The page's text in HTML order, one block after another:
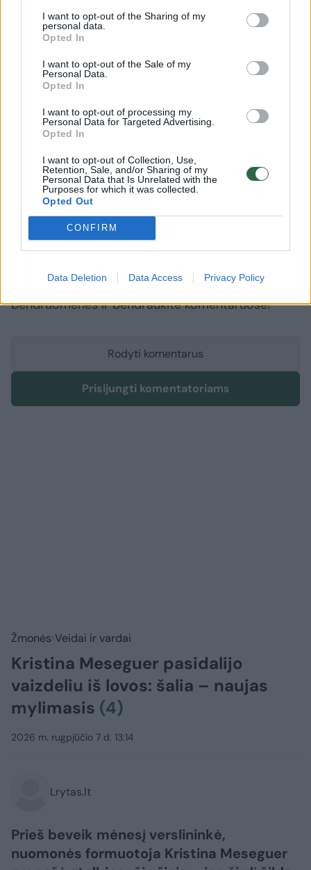
I want to opt-out of the Sharing of my
personal data.
Opted In
I want to opt-out of the Sale of my
Personal Data.
Opted In
I want to opt-out of processing my
Personal Data for Targeted Advertising.
Opted In
I want to opt-out of Collection, Use,
Retention, Sale, and/or Sharing of my
Personal Data that Is Unrelated with the
Purposes for which it was collected.
Opted Out
CONFIRM
Data Deletion Data Access Privacy Policy
Live“ ir HBO mokslinės fantastikos serialu
„Vakarų pasaulis“ (Westworld), gavusius po 21
„Hulu“ serialas „Tarnaitės pasakojimas“ (A
Handmaid's Tale), pretenduojantis į 20
apdovanojimų.
Emmy Sostų karai ^Instant Rodyti daugiau žymių
Komentuoti po šiuo straipsniu
Prisijunkite prie registruotų vartotojų
bendruomenės ir bendraukite komentaruose!
Rodyti komentarus
Prisijungti komentatoriams
Žmonės Veidai ir vardai
Kristina Meseguer pasidalijo
vaizdeliu iš lovos: šalia – naujas
mylimasis (4)
2026 m. rugpjūčio 7 d. 13:14
Lrytas.lt
Prieš beveik mėnesį verslininkė,
nuomonės formuotoja Kristina Meseguer